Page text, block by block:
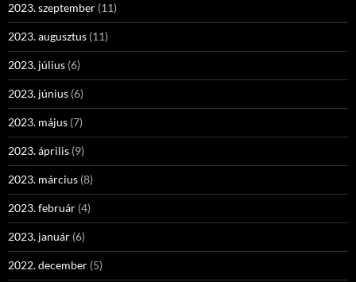
2023. szeptember (11)
2023. augusztus (11)
2023. július (6)
2023. június (6)
2023. május (7)
2023. április (9)
2023. március (8)
2023. február (4)
2023. január (6)
2022. december (5)